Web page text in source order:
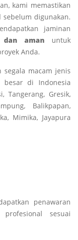
kami memastikan
digunakan.
jaminan
dan amanuntuk
Anda.
macam jenis
di Indonesia
Tangerang, Gresik,
Balikpapan,
Mimika, Jayapura
penawaran
sesuai